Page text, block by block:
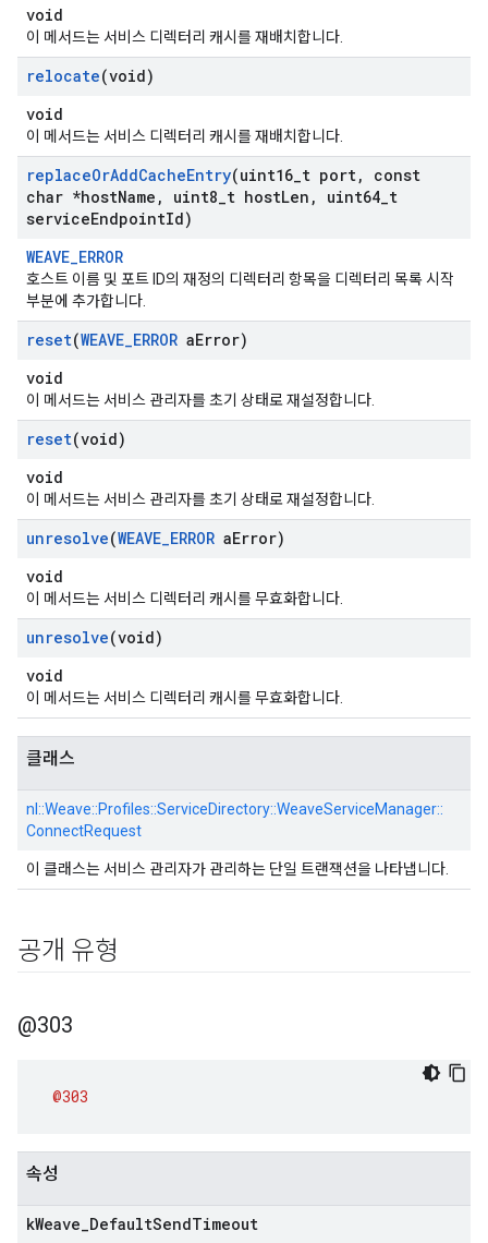
void
이 메서드는 서비스 디렉터리 캐시를 재배치합니다.
relocate(void)
void
이 메서드는 서비스 디렉터리 캐시를 재배치합니다.
replaceOrAddCacheEntry(uint16 t port,
const
char *hostName , uint8 t hostLen , uint64 t
serviceEndpointId)
WEAVE_ERROR
호스트 이름 및 포트 ID의 재정의 디렉터리 항목을 디렉터리 목록 시작
부분에 추가합니다.
reset(WEAVE_ERROR aError)
void
이 메서드는 서비스 관리자를 초기 상태로 재설정합니다.
reset(void)
void
이 메서드는 서비스 관리자를 초기 상태로 재설정합니다.
unresolve(WEAVE_ERROR aError)
void
이 메서드는 서비스 디렉터리 캐시를 무효화합니다.
unresolve(void)
void
이 메서드는 서비스 디렉터리 캐시를 무효화합니다.
클래스
nl::Weave::Profiles::ServiceDirectory::WeaveServiceManager::
ConnectRequest
이 클래스는 서비스 관리자가 관리하는 단일 트랜잭션을 나타냅니다.
공개 유형
@303
@303
속성
kWeave DefaultSendTimeout